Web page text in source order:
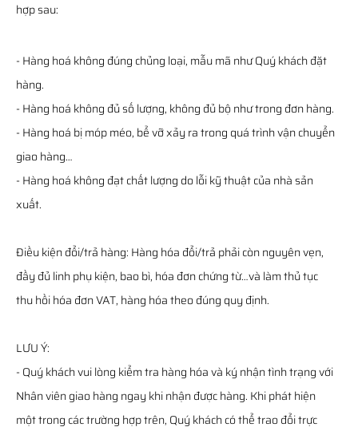
hợp sau:
- Hàng hoá không đúng chủng loại, mẫu mã như Quý khách đặt
hàng.
- Hàng hoá không đủ số lượng, không đủ bộ như trong đơn hàng.
- Hàng hoá bị móp méo, bể vỡ xảy ra trong quá trình vận chuyển
giao hàng…
- Hàng hoá không đạt chất lượng do lỗi kỹ thuật của nhà sản
xuất.
Điều kiện đổi/trả hàng: Hàng hóa đổi/trả phải còn nguyên vẹn,
đầy đủ linh phụ kiện, bao bì, hóa đơn chứng từ…và làm thủ tục
thu hồi hóa đơn VAT, hàng hóa theo đúng quy định.
LƯU Ý:
- Quý khách vui lòng kiểm tra hàng hóa và ký nhận tình trạng với
Nhân viên giao hàng ngay khi nhận được hàng. Khi phát hiện
một trong các trường hợp trên, Quý khách có thể trao đổi trực